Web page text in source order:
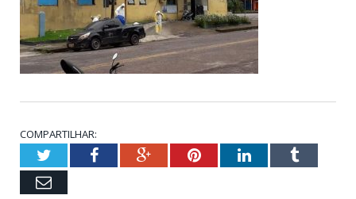
COMPARTILHAR:
TwitterFacebookGoogle+PinterestLinkedInTumblr
Email